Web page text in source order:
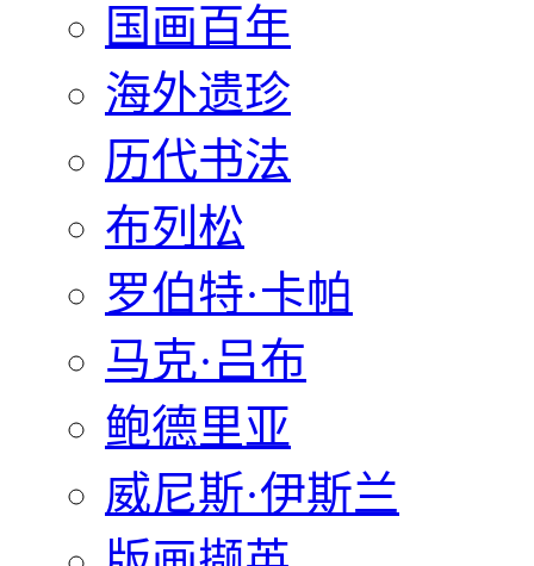
国画百年
海外遗珍
历代书法
布列松
罗伯特·卡帕
马克·吕布
鲍德里亚
威尼斯·伊斯兰